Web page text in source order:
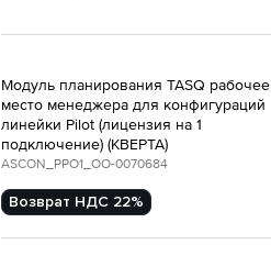
Модуль планирования TASQ рабочее
место менеджера для конфигураций
линейки Pilot (лицензия на 1
подключение) (КВЕРТА)
ASCON_PPO1_ОО-0070684
Возврат НДС 22%